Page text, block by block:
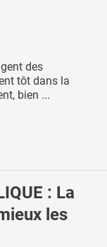
des
tôt dans la
bien ...
: La
les